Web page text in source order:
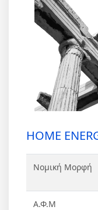
HOME
Νομική Μορφή
Α.Φ.Μ